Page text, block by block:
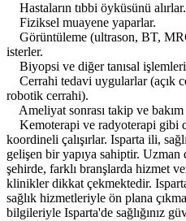
Hastaların tıbbi öyküsünü alırlar.
Fiziksel muayene yaparlar.
Görüntüleme (ultrason, BT,
isterler.
Biyopsi ve diğer tanısal
Cerrahi tedavi uygularlar (açık
robotik cerrahi).
Ameliyat sonrası takip ve bakım
Kemoterapi ve radyoterapi gibi
koordineli çalışırlar. Isparta ili,
gelişen bir yapıya sahiptir. Uzman
şehirde, farklı branşlarda hizmet
klinikler dikkat çekmektedir.
sağlık hizmetleriyle ön plana
bilgileriyle Isparta'de sağlığınız